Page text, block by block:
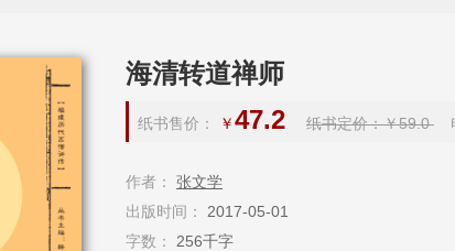
海清转道禅师
纸书售价： ￥47.2 纸书定价：￥59.0
作者： 张文学
出版时间：
2017-05-01
字数：
256千字